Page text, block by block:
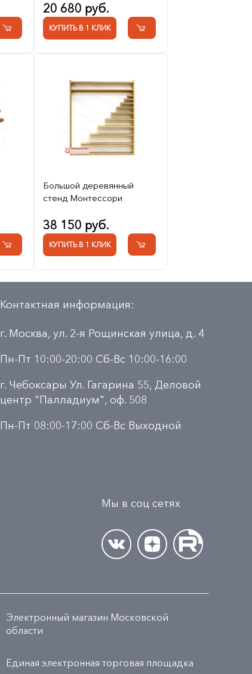
20 680 руб.
КУПИТЬ В 1 КЛИК
Большой деревянный
стенд Монтессори
38 150 руб.
КУПИТЬ В 1 КЛИК
Контактная информация:
г. Москва, ул. 2-я Рощинская улица, д. 4
Пн-Пт 10:00-20:00 Сб-Вс 10:00-16:00
г. Чебоксары Ул. Гагарина 55, Деловой
центр "Палладиум", оф. 508
Пн-Пт 08:00-17:00 Сб-Вс Выходной
Мы в соц сетях
Электронный магазин Московской
области
Единая электронная торговая площадка